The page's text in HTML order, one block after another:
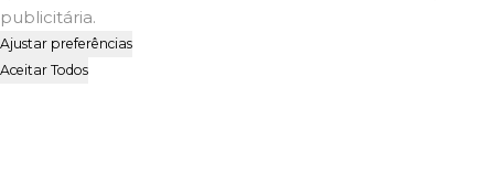
publicitária.
Ajustar preferências
Aceitar Todos